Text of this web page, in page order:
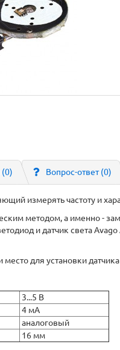
Вопрос-ответ(0)
измерять частоту и
методом, а именно -
и датчик света Avago
для установки
3...5 В
4 мА
аналоговый
16 мм